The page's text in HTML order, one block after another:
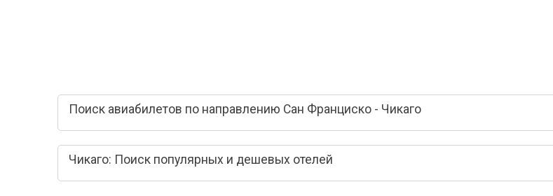
Поиск авиабилетов по направлению Сан Франциско - Чикаго
Чикаго: Поиск популярных и дешевых отелей